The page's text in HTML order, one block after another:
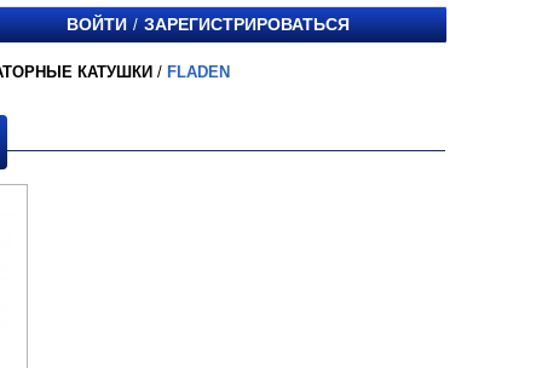
ВОЙТИ / ЗАРЕГИСТРИРОВАТЬСЯ
КАТУШКИ / FLADEN